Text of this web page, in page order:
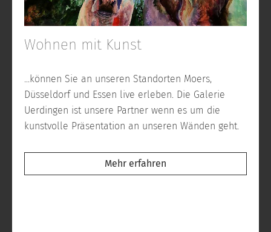
Wohnen mit Kunst
...können Sie an unseren Standorten Moers,
Düsseldorf und Essen live erleben. Die Galerie
Uerdingen ist unsere Partner wenn es um die
kunstvolle Präsentation an unseren Wänden geht.
Mehr erfahren